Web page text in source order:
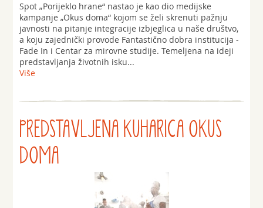
Spot „Porijeklo hrane“ nastao je kao dio medijske
kampanje „Okus doma“ kojom se želi skrenuti pažnju
javnosti na pitanje integracije izbjeglica u naše društvo,
a koju zajednički provode Fantastično dobra institucija -
Fade In i Centar za mirovne studije. Temeljena na ideji
predstavljanja životnih isku...
Više
PREDSTAVLJENA KUHARICA OKUS
DOMA